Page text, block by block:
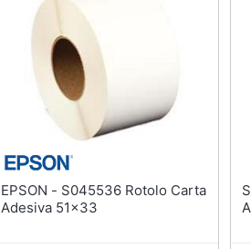
EPSON - S045536 Rotolo Carta
Adesiva 51x33